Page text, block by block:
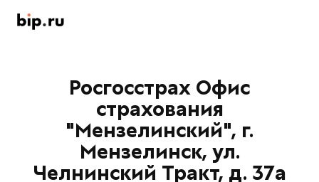
Росгосстрах Офис
страхования
"Мензелинский", г.
Мензелинск, ул.
Челнинский Тракт, д. 37а